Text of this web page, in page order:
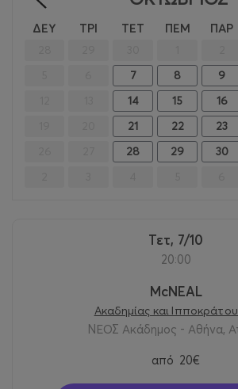
ΔΕΥ ΤΡΙ ΤΕΤ ΠΕΜ ΠΑΡ
7 8 9
14 15 16
21 22 23
28 29 30
Τετ, 7/10
20:00
McNEAL
Ακαδημίας και
ΝΕΟΣ Ακάδημος - Αθήνα,
από 20€